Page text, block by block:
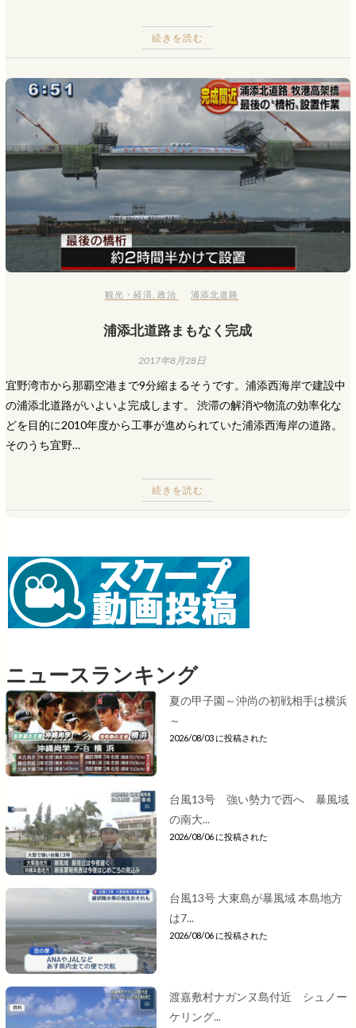
続きを読む
観光・経済 ,政治 浦添北道路
浦添北道路まもなく完成
2017年8月28日
宜野湾市から那覇空港まで9分縮まるそうです。浦添西海岸で建設中
の浦添北道路がいよいよ完成します。 渋滞の解消や物流の効率化な
どを目的に2010年度から工事が進められていた浦添西海岸の道路。
そのうち宜野…
続きを読む
ニュースランキング
夏の甲子園～沖尚の初戦相手は横浜
～
2026/08/03 に投稿された
台風13号 強い勢力で西へ 暴風域
の南大...
2026/08/06 に投稿された
台風13号 大東島が暴風域 本島地方
は7...
2026/08/06 に投稿された
渡嘉敷村ナガンヌ島付近 シュノー
ケリング...